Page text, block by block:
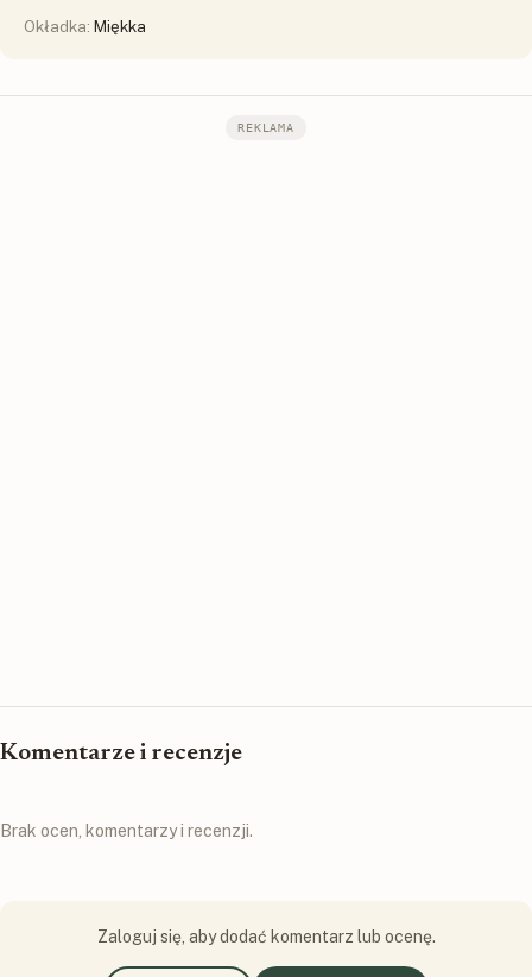
Okładka: Miękka
REKLAMA
Komentarze i recenzje
Brak ocen, komentarzy i recenzji.
Zaloguj się, aby dodać komentarz lub ocenę.